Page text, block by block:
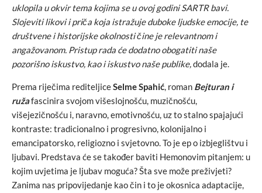
uklopila u okvir tema kojima se u ovoj godini SARTR bavi.
Slojeviti likovi i priča koja istražuje duboke ljudske emocije, te
društvene i historijske okolnosti čine je relevantnom i
angažovanom. Pristup rada će dodatno obogatiti naše
pozorišno iskustvo, kao i iskustvo naše publike,dodala je.
Prema riječima rediteljiceSelme Spahić, roman Bejturan i
ružafascinira svojom višeslojnošću, muzičnošću,
višejezičnošću i, naravno, emotivnošću, uz to stalno spajajući
kontraste: tradicionalno i progresivno, kolonijalno i
emancipatorsko, religiozno i svjetovno. To je ep o izbjeglištvu i
ljubavi. Predstava će se također baviti Hemonovim pitanjem: u
kojim uvjetima je ljubav moguća? Šta sve može preživjeti?
Zanima nas pripovijedanje kao čin i to je okosnica adaptacije,